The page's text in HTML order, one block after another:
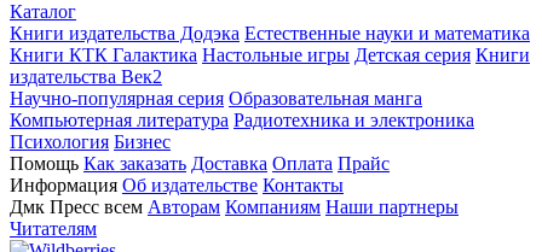
Каталог
Книги издательства Додэка Естественные науки и математика
Книги КТК Галактика Настольные игры Детская серия Книги
издательства Век2
Научно-популярная серия Образовательная манга
Компьютерная литература Радиотехника и электроника
Психология Бизнес
Помощь Как заказать Доставка Оплата Прайс
Информация Об издательстве Контакты
Дмк Пресс всем Авторам Компаниям Наши партнеры
Читателям